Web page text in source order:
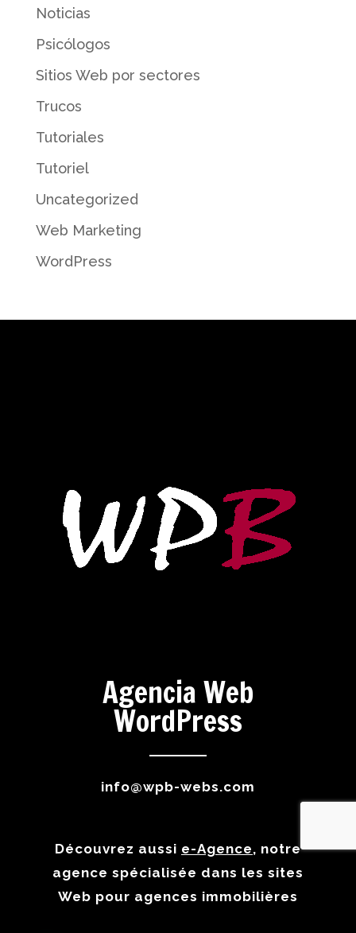
Noticias
Psicólogos
Sitios Web por sectores
Trucos
Tutoriales
Tutoriel
Uncategorized
Web Marketing
WordPress
Agencia Web
WordPress
info@wpb-webs.com
Découvrez aussi e-Agence, notre
agence spécialisée dans les sites
Web pour agences immobilières